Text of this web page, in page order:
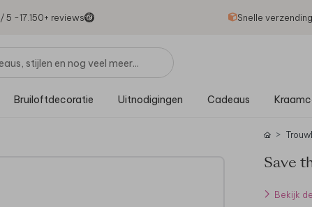
/ 5 -17.150+ reviews Snelle
Bruiloftdecoratie Uitnodigingen Cadeaus
Save
Bekijk